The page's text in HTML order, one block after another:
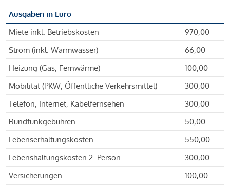
Ausgaben in Euro
Miete inkl. Betriebskosten
970,00
Strom (inkl. Warmwasser)
66,00
Heizung (Gas, Fernwärme)
100,00
Mobilität (PKW, Öffentliche Verkehrsmittel)
300,00
Telefon, Internet, Kabelfernsehen
300,00
Rundfunkgebühren
50,00
Lebenserhaltungskosten
550,00
Lebenshaltungskosten 2. Person
300,00
Versicherungen
100,00